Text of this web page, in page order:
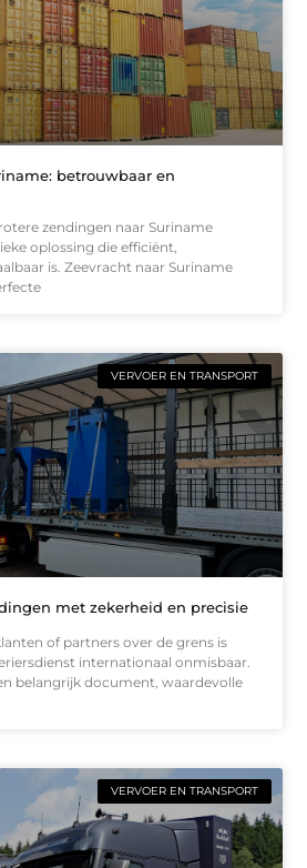
betrouwbaar en
zendingen naar Suriname
oplossing die efficiënt,
is. Zeevracht naar Suriname
VERVOER EN TRANSPORT
met zekerheid en precisie
of partners over de grens is
internationaal onmisbaar.
belangrijk document, waardevolle
VERVOER EN TRANSPORT